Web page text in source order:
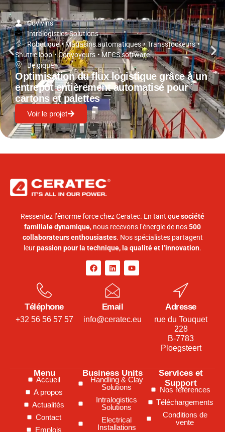
Covivins
Intralogistics Solutions
Robotique •Magasins automatiques •Transstockeurs •
Shuttle loop • Convoyeurs • MFCS software
Belgique
Optimisation du flux logistique grâce à un
entrepôt entièrement automatisé pour
cartons et palettes
Voir le projet
Ressentez l’énorme force chez Ceratec. En tant quesociété
familiale dynamique, nous recevons l’énergie de nos500
collaborateurs enthousiastes. Nos spécialistes partagent
leurpassion pour la technique, la qualité et l’innovation.
Téléphone
+32 56 56 57 57
Email
info@ceratec.eu
Adresse
rue du Touquet
228
B-7783
Ploegsteert
Menu
Accueil
A propos
Actualités
Contact
Emplois
Business Units
Handling & Clay
Solutions
Intralogistics
Solutions
Electrical
Installations
Services et
Support
Nos références
Téléchargements
Conditions de
vente